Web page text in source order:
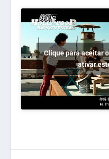
Clique para aceitar
ativar